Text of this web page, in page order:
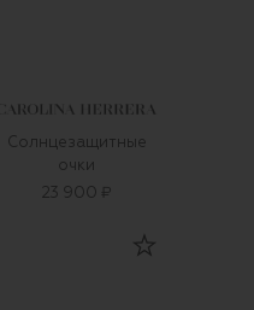
Солнцезащитные
очки
23 900 ₽